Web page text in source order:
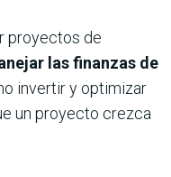
proyectos de
las finanzas de
invertir y optimizar
un proyecto crezca